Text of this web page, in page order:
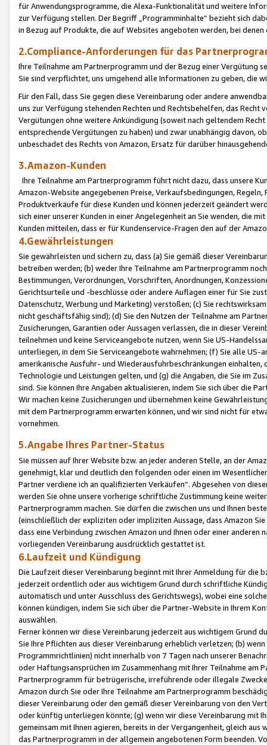
für Anwendungsprogramme, die Alexa-Funktionalität und weitere
zur Verfügung stellen. Der Begriff „Programminhalte“ bezieht sich
in Bezug auf Produkte, die auf Websites angeboten werden, bei
2.Compliance-Anforderungen für das
Ihre Teilnahme am Partnerprogramm und der Bezug einer Vergütung
Sie sind verpflichtet, uns umgehend alle Informationen zu geben, die
Für den Fall, dass Sie gegen diese Vereinbarung oder andere
uns zur Verfügung stehenden Rechten und Rechtsbehelfen, das
Vergütungen ohne weitere Ankündigung (soweit nach geltendem
entsprechende Vergütungen zu haben) und zwar unabhängig davon,
unbeschadet des Rechts von Amazon, Ersatz für darüber
3.Amazon-Kunden
Ihre Teilnahme am Partnerprogramm führt nicht dazu, dass unsere
Amazon-Website angegebenen Preise, Verkaufsbedingungen,
Produktverkäufe für diese Kunden und können jederzeit geändert
sich einer unserer Kunden in einer Angelegenheit an Sie wenden, die
Kunden mitteilen, dass er für Kundenservice-Fragen den auf der
4.Gewährleistungen
Sie gewährleisten und sichern zu, dass (a) Sie gemäß dieser
betreiben werden; (b) weder Ihre Teilnahme am Partnerprogramm
Bestimmungen, Verordnungen, Vorschriften, Anordnungen,
Gerichtsurteile und -beschlüsse oder andere Auflagen einer für Sie
Datenschutz, Werbung und Marketing) verstoßen; (c) Sie
nicht geschäftsfähig sind); (d) Sie den Nutzen der Teilnahme am
Zusicherungen, Garantien oder Aussagen verlassen, die in dieser
teilnehmen und keine Serviceangebote nutzen, wenn Sie US-
unterliegen, in dem Sie Serviceangebote wahrnehmen; (f) Sie alle
amerikanische Ausfuhr- und Wiederausfuhrbeschränkungen
Technologie und Leistungen gelten, und (g) die Angaben, die Sie im
sind. Sie können Ihre Angaben aktualisieren, indem Sie sich über die
Wir machen keine Zusicherungen und übernehmen keine
mit dem Partnerprogramm erwarten können, und wir sind nicht für
vornehmen.
5.Angabe Ihres Partner-Status
Sie müssen auf Ihrer Website bzw. an jeder anderen Stelle, an der
genehmigt, klar und deutlich den folgenden oder einen im
Partner verdiene ich an qualifizierten Verkäufen“. Abgesehen von
werden Sie ohne unsere vorherige schriftliche Zustimmung keine
Partnerprogramm machen. Sie dürfen die zwischen uns und Ihnen
(einschließlich der expliziten oder impliziten Aussage, dass Amazon
dass eine Verbindung zwischen Amazon und Ihnen oder einer
vorliegenden Vereinbarung ausdrücklich gestattet ist.
6.Laufzeit und Kündigung
Die Laufzeit dieser Vereinbarung beginnt mit Ihrer Anmeldung für die
jederzeit ordentlich oder aus wichtigem Grund durch schriftliche
automatisch und unter Ausschluss des Gerichtswegs), wobei eine
können kündigen, indem Sie sich über die Partner-Website in Ihrem
auswählen.
Ferner können wir diese Vereinbarung jederzeit aus wichtigem Grund
Sie Ihre Pflichten aus dieser Vereinbarung erheblich verletzen; (b)
Programmrichtlinien) nicht innerhalb von 7 Tagen nach unserer
oder Haftungsansprüchen im Zusammenhang mit Ihrer Teilnahme am
Partnerprogramm für betrügerische, irreführende oder illegale
Amazon durch Sie oder Ihre Teilnahme am Partnerprogramm
dieser Vereinbarung oder den gemäß dieser Vereinbarung von den
oder künftig unterliegen könnte; (g) wenn wir diese Vereinbarung mit
gemeinsam mit Ihnen agieren, bereits in der Vergangenheit, gleich
das Partnerprogramm in der allgemein angebotenen Form beenden.